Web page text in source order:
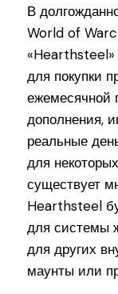
В
World of
«Hearthsteel»
для покупки
ежемесячной
дополнения,
реальные
для
существует
Hearthsteel
для системы
для других
маунты или